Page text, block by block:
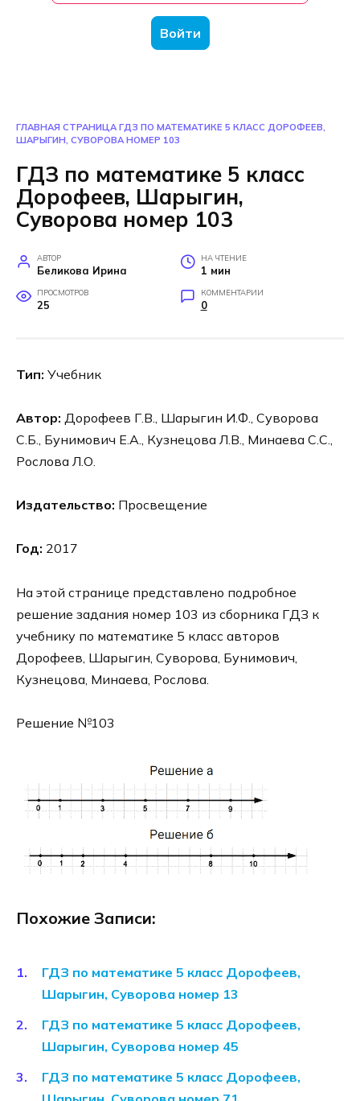
Войти
ГЛАВНАЯ СТРАНИЦА ГДЗ ПО МАТЕМАТИКЕ 5 КЛАСС ДОРОФЕЕВ,
ШАРЫГИН, СУВОРОВА НОМЕР 103
ГДЗ по математике 5 класс
Дорофеев, Шарыгин,
Суворова номер 103
АВТОР
Беликова Ирина
НА ЧТЕНИЕ
1 мин
ПРОСМОТРОВ
25
КОММЕНТАРИИ
0
Тип: Учебник
Автор: Дорофеев Г.В., Шарыгин И.Ф., Суворова
С.Б., Бунимович Е.А., Кузнецова Л.В., Минаева С.С.,
Рослова Л.О.
Издательство: Просвещение
Год: 2017
На этой странице представлено подробное
решение задания номер 103 из сборника ГДЗ к
учебнику по математике 5 класс авторов
Дорофеев, Шарыгин, Суворова, Бунимович,
Кузнецова, Минаева, Рослова.
Решение №103
Похожие Записи:
ГДЗ по математике 5 класс Дорофеев,
Шарыгин, Суворова номер 13
ГДЗ по математике 5 класс Дорофеев,
Шарыгин, Суворова номер 45
ГДЗ по математике 5 класс Дорофеев,